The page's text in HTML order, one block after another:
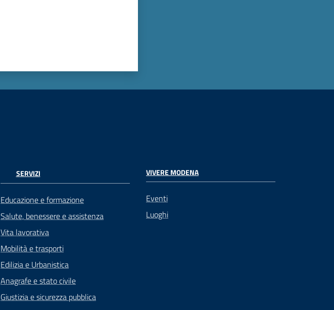
SERVIZI
Educazione e formazione
Salute, benessere e assistenza
Vita lavorativa
Mobilità e trasporti
Edilizia e Urbanistica
Anagrafe e stato civile
Giustizia e sicurezza pubblica
VIVERE MODENA
Eventi
Luoghi